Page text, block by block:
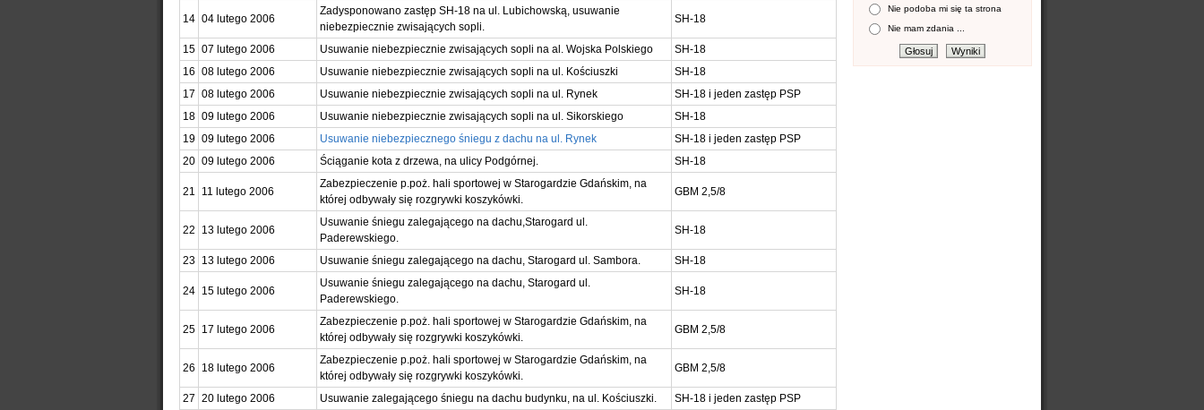
14 04 lutego 2006
Zadysponowano zastęp SH-18 na ul. Lubichowską, usuwanie
niebezpiecznie zwisających sopli.
SH-18
15 07 lutego 2006 Usuwanie niebezpiecznie zwisających sopli na al. Wojska Polskiego
SH-18
16 08 lutego 2006 Usuwanie niebezpiecznie zwisających sopli na ul. Kościuszki
SH-18
17 08 lutego 2006 Usuwanie niebezpiecznie zwisających sopli na ul. Rynek
SH-18 i jeden zastęp PSP
18 09 lutego 2006 Usuwanie niebezpiecznie zwisających sopli na ul. Sikorskiego
SH-18
19 09 lutego 2006 Usuwanie niebezpiecznego śniegu z dachu na ul. Rynek
SH-18 i jeden zastęp PSP
20 09 lutego 2006 Ściąganie kota z drzewa, na ulicy Podgórnej. SH-18
21 11 lutego 2006
Zabezpieczenie p.poż. hali sportowej w Starogardzie Gdańskim, na
której odbywały się rozgrywki koszykówki.
GBM 2,5/8
22 13 lutego 2006
Usuwanie śniegu zalegającego na dachu,Starogard ul.
Paderewskiego.
SH-18
23 13 lutego 2006 Usuwanie śniegu zalegającego na dachu, Starogard ul. Sambora. SH-18
24 15 lutego 2006
Usuwanie śniegu zalegającego na dachu, Starogard ul.
Paderewskiego.
SH-18
25 17 lutego 2006
Zabezpieczenie p.poż. hali sportowej w Starogardzie Gdańskim, na
której odbywały się rozgrywki koszykówki.
GBM 2,5/8
26 18 lutego 2006
Zabezpieczenie p.poż. hali sportowej w Starogardzie Gdańskim, na
której odbywały się rozgrywki koszykówki.
GBM 2,5/8
27 20 lutego 2006 Usuwanie zalegającego śniegu na dachu budynku, na ul. Kościuszki. SH-18 i jeden zastęp PSP
Nie podoba mi się ta strona
Nie mam zdania ...